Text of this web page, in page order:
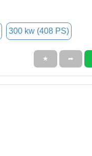
300 kw (408 PS)
★ ➦